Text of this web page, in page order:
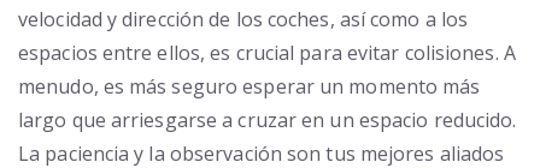
velocidad y dirección de los coches, así como a los
espacios entre ellos, es crucial para evitar colisiones. A
menudo, es más seguro esperar un momento más
largo que arriesgarse a cruzar en un espacio reducido.
La paciencia y la observación son tus mejores aliados